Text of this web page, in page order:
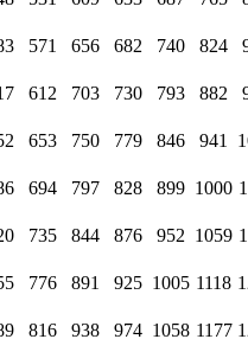
571 656 682 740 824
612 703 730 793 882
653 750 779 846 941
694 797 828 899 1000
735 844 876 952 1059
776 891 925 1005 1118
816 938 974 1058 1177